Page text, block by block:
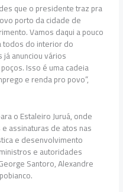
que o presidente traz pra
porto da cidade de
Vamos daqui a pouco
todos do interior do
anunciou vários
Isso é uma cadeia
e renda pro povo”,
o Estaleiro Juruá, onde
assinaturas de atos nas
e desenvolvimento
e autoridades
Santoro, Alexandre